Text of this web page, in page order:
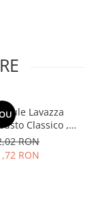
Lavazza
Classico ,
Nespresso, 80
buc
RON
RON